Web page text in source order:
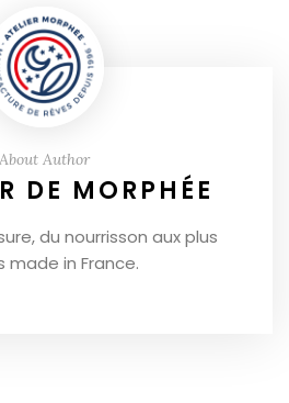
About Author
DE MORPHÉE
du nourrisson aux plus
made in France.